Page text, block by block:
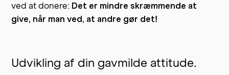
ved at donere: Det er mindre skræmmende at
give, når man ved, at andre gør det!
Udvikling af din gavmilde attitude.